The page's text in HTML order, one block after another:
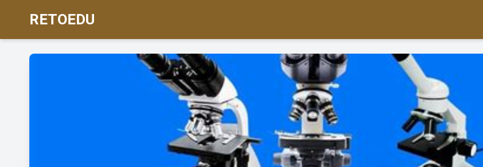
RETOEDU